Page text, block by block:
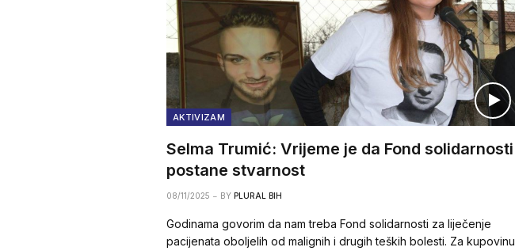
AKTIVIZAM
Selma Trumić: Vrijeme je da Fond solidarnosti
postane stvarnost
08/11/2025 BY PLURAL BIH
Godinama govorim da nam treba Fond solidarnosti za liječenje
pacijenata oboljelih od malignih i drugih teških bolesti. Za kupovinu